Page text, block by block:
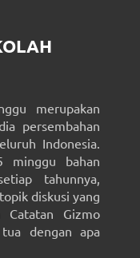
merupakan
persembahan
Indonesia.
bahan
tahunnya,
diskusi yang
Catatan Gizmo
dengan apa